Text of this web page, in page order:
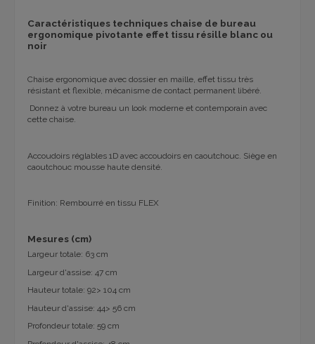
Caractéristiques techniques chaise de bureau
ergonomique pivotante effet tissu résille blanc ou
noir
Chaise ergonomique avec dossier en maille, effet tissu très
résistant et flexible, mécanisme de contact permanent libéré.
Donnez à votre bureau un look moderne et contemporain avec
cette chaise.
Accoudoirs réglables 1D avec accoudoirs en caoutchouc. Siège en
caoutchouc mousse haute densité.
Finition: Rembourré en tissu FLEX
Mesures (cm)
Largeur totale: 63 cm
Largeur d'assise: 47 cm
Hauteur totale: 92> 104 cm
Hauteur d'assise: 44> 56 cm
Profondeur totale: 59 cm